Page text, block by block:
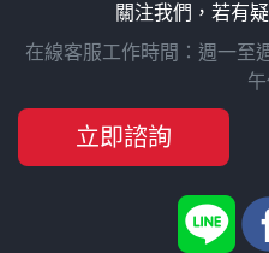
關注我們，若有
在線客服工作時間：週一至
立即諮詢